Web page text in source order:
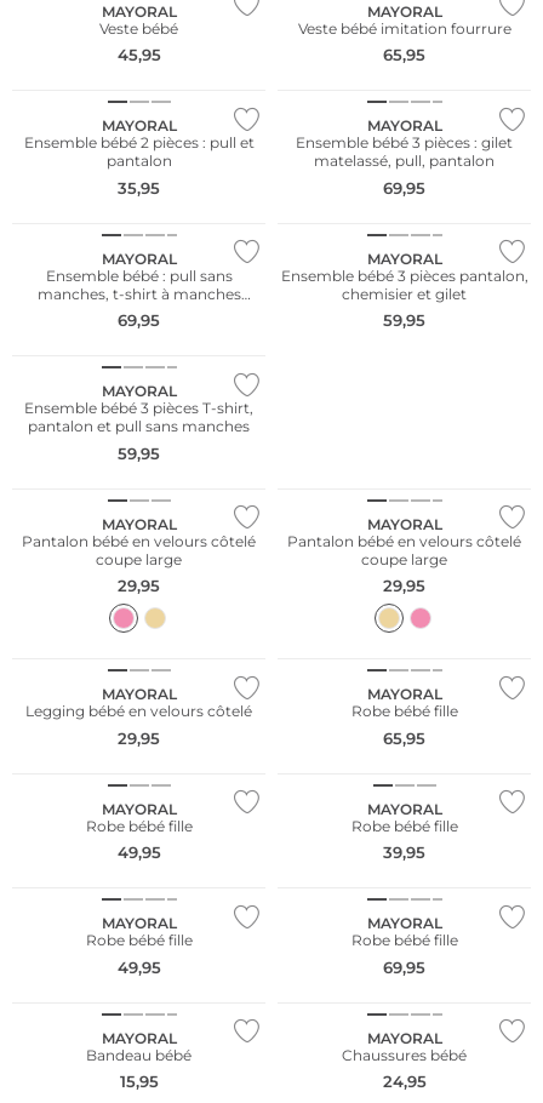
MAYORAL
Veste bébé
45,95
MAYORAL
Veste bébé imitation fourrure
65,95
MAYORAL
Ensemble bébé 2 pièces : pull et
pantalon
35,95
MAYORAL
Ensemble bébé 3 pièces : gilet
matelassé, pull, pantalon
69,95
MAYORAL
Ensemble bébé : pull sans
manches, t-shirt à manches
longues et pantalon
69,95
MAYORAL
Ensemble bébé 3 pièces pantalon,
chemisier et gilet
59,95
MAYORAL
Ensemble bébé 3 pièces T-shirt,
pantalon et pull sans manches
59,95
MAYORAL
Pantalon bébé en velours côtelé
coupe large
29,95
MAYORAL
Pantalon bébé en velours côtelé
coupe large
29,95
MAYORAL
Legging bébé en velours côtelé
29,95
MAYORAL
Robe bébé fille
65,95
MAYORAL
Robe bébé fille
49,95
MAYORAL
Robe bébé fille
39,95
MAYORAL
Robe bébé fille
49,95
MAYORAL
Robe bébé fille
69,95
MAYORAL
Bandeau bébé
15,95
MAYORAL
Chaussures bébé
24,95